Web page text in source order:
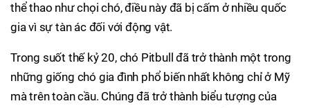
thể thao như chọi chó, điều này đã bị cấm ở nhiều quốc
gia vì sự tàn ác đối với động vật.
Trong suốt thế kỷ 20, chó Pitbull đã trở thành một trong
những giống chó gia đình phổ biến nhất không chỉ ở Mỹ
mà trên toàn cầu. Chúng đã trở thành biểu tượng của